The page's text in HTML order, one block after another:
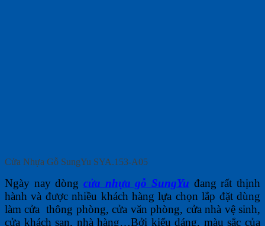
Cửa Nhựa Gỗ SungYu SYA.153-A05
Ngày nay dòng cửa nhựa gỗ SungYu đang rất thịnh
hành và được nhiều khách hàng lựa chọn lắp đặt dùng
làm cửa thông phòng, cửa văn phòng, cửa nhà vệ sinh,
cửa khách sạn, nhà hàng…Bởi kiểu dáng, màu sắc của